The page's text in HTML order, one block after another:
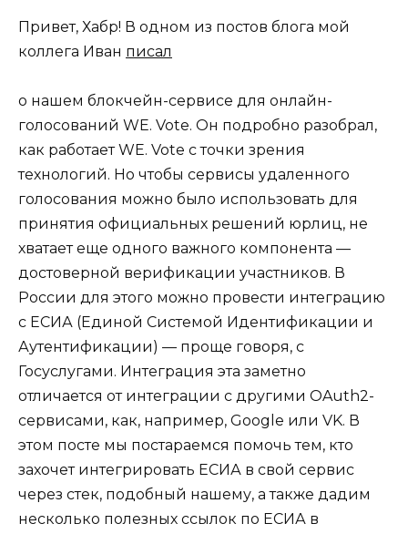
Привет, Хабр! В одном из постов блога мой
коллега Иван писал
о нашем блокчейн-сервисе для онлайн-
голосований WE. Vote. Он подробно разобрал,
как работает WE. Vote с точки зрения
технологий. Но чтобы сервисы удаленного
голосования можно было использовать для
принятия официальных решений юрлиц, не
хватает еще одного важного компонента —
достоверной верификации участников. В
России для этого можно провести интеграцию
с ЕСИА (Единой Системой Идентификации и
Аутентификации) — проще говоря, с
Госуслугами. Интеграция эта заметно
отличается от интеграции с другими OAuth2-
сервисами, как, например, Google или VK. В
этом посте мы постараемся помочь тем, кто
захочет интегрировать ЕСИА в свой сервис
через стек, подобный нашему, а также дадим
несколько полезных ссылок по ЕСИА в